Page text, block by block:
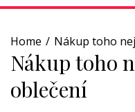
Home Nákup toho
Nákup toho
oblečení